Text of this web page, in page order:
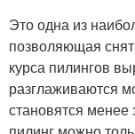
Это одна из
позволяющая
курса пилингов
разглаживаются
становятся